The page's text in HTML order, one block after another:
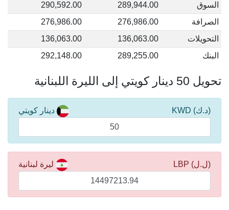
السوق
289,944.00
290,592.00
الصرافة
276,986.00
276,986.00
التحويلات
136,063.00
136,063.00
البنك
289,255.00
292,148.00
تحويل 50 دينار كويتي إلى الليرة اللبنانية
دينار كويتي (د.ك) KWD
ليرة لبنانية (ل.ل) LBP